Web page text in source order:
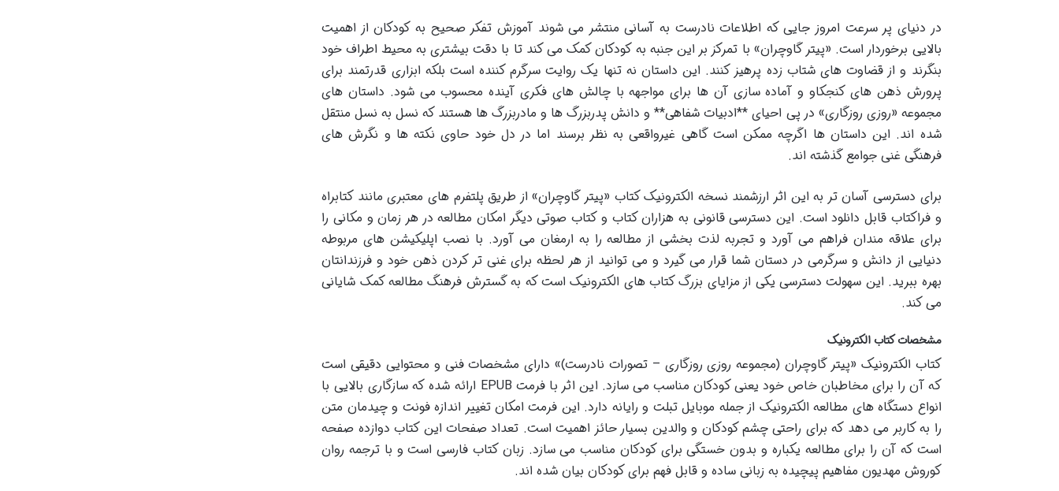
در دنیای پر سرعت امروز جایی که اطلاعات نادرست به آسانی منتشر می شوند آموزش تفکر صحیح به کودکان از اهمیت
بالایی برخوردار است. «پیتر گاوچران» با تمرکز بر این جنبه به کودکان کمک می کند تا با دقت بیشتری به محیط اطراف خود
بنگرند و از قضاوت های شتاب زده پرهیز کنند. این داستان نه تنها یک روایت سرگرم کننده است بلکه ابزاری قدرتمند برای
پرورش ذهن های کنجکاو و آماده سازی آن ها برای مواجهه با چالش های فکری آینده محسوب می شود. داستان های
مجموعه «روزی روزگاری» در پی احیای **ادبیات شفاهی** و دانش پدربزرگ ها و مادربزرگ ها هستند که نسل به نسل منتقل
شده اند. این داستان ها اگرچه ممکن است گاهی غیرواقعی به نظر برسند اما در دل خود حاوی نکته ها و نگرش های
فرهنگی غنی جوامع گذشته اند.
برای دسترسی آسان تر به این اثر ارزشمند نسخه الکترونیک کتاب «پیتر گاوچران» از طریق پلتفرم های معتبری مانند کتابراه
و فراکتاب قابل دانلود است. این دسترسی قانونی به هزاران کتاب و کتاب صوتی دیگر امکان مطالعه در هر زمان و مکانی را
برای علاقه مندان فراهم می آورد و تجربه لذت بخشی از مطالعه را به ارمغان می آورد. با نصب اپلیکیشن های مربوطه
دنیایی از دانش و سرگرمی در دستان شما قرار می گیرد و می توانید از هر لحظه برای غنی تر کردن ذهن خود و فرزندانتان
بهره ببرید. این سهولت دسترسی یکی از مزایای بزرگ کتاب های الکترونیک است که به گسترش فرهنگ مطالعه کمک شایانی
می کند.
مشخصات کتاب الکترونیک
کتاب الکترونیک «پیتر گاوچران (مجموعه روزی روزگاری – تصورات نادرست)» دارای مشخصات فنی و محتوایی دقیقی است
که آن را برای مخاطبان خاص خود یعنی کودکان مناسب می سازد. این اثر با فرمت EPUB ارائه شده که سازگاری بالایی با
انواع دستگاه های مطالعه الکترونیک از جمله موبایل تبلت و رایانه دارد. این فرمت امکان تغییر اندازه فونت و چیدمان متن
را به کاربر می دهد که برای راحتی چشم کودکان و والدین بسیار حائز اهمیت است. تعداد صفحات این کتاب دوازده صفحه
است که آن را برای مطالعه یکباره و بدون خستگی برای کودکان مناسب می سازد. زبان کتاب فارسی است و با ترجمه روان
کوروش مهدیون مفاهیم پیچیده به زبانی ساده و قابل فهم برای کودکان بیان شده اند.